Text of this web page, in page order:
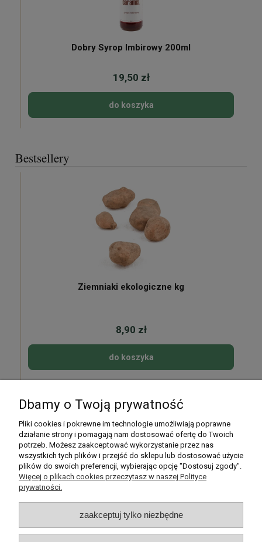
Dobry Syrop Imbirowy 200ml
19,50 zł
do koszyka
Bestsellery
Ziemniaki ekologiczne kg
8,90 zł
do koszyka
Moje konto
Płatności i dostawa
Informacje
O nas
Dbamy o Twoją prywatność
Pliki cookies i pokrewne im technologie umożliwiają poprawne
działanie strony i pomagają nam dostosować ofertę do Twoich
potrzeb. Możesz zaakceptować wykorzystanie przez nas
wszystkich tych plików i przejść do sklepu lub dostosować użycie
plików do swoich preferencji, wybierając opcję "Dostosuj zgody".
Więcej o plikach cookies przeczytasz w naszej Polityce
prywatności.
zaakceptuj tylko niezbędne